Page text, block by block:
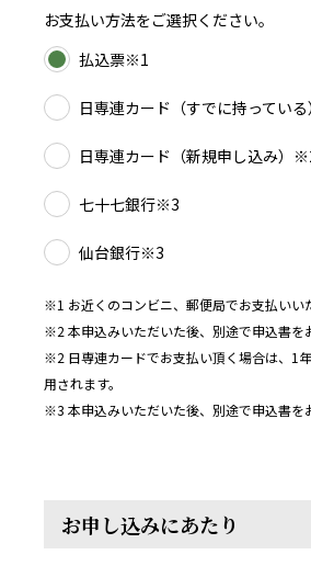
お支払い方法をご選択ください。
払込票※1
日専連カード（すでに持ってい
日専連カード（新規申し込み）
七十七銀行※3
仙台銀行※3
※1 お近くのコンビニ、郵便局でお支払いい
※2 本申込みいただいた後、別途で申込書を
※2 日専連カードでお支払い頂く場合は、1
用されます。
※3 本申込みいただいた後、別途で申込書を
お申し込みにあたり